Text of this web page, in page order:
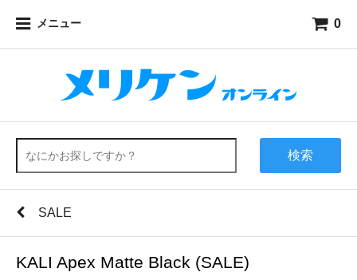
メニュー 0
検索
SALE
KALI Apex Matte Black (SALE)